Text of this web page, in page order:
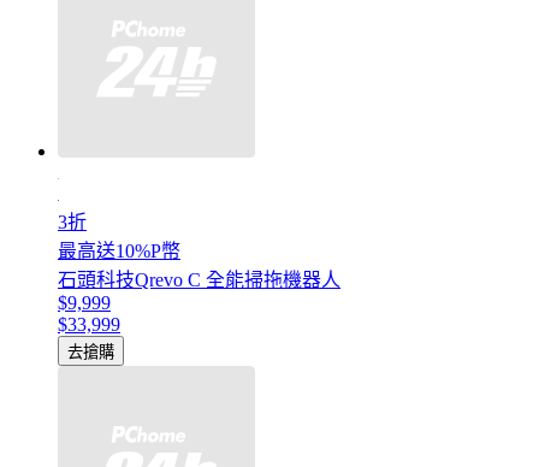
3折
最高送10%P幣
石頭科技Qrevo C 全能掃拖機器人
$9,999
$33,999
去搶購